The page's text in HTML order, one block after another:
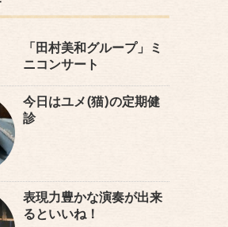
「田村美和グループ」ミ
ニコンサート
今日はユメ(猫)の定期健
診
表現力豊かな演奏が出来
るといいね！